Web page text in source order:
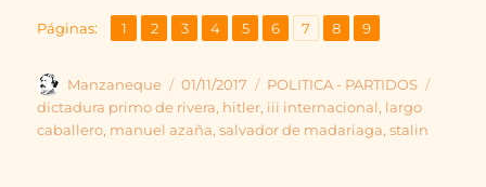
Páginas: Página
1 ,
Página
2 ,
Página
3 ,
Página
4 ,Página
5 ,
Página
6 ,
Página
7 ,
Página
8 ,
Página
9
Autor
Manzaneque
Publicado
el
01/11/2017 Categorías
POLITICA - PARTIDOS
dictadura primo de rivera, hitler, iii internacional, largo
caballero, manuel azaña,salvador de madariaga,stalin